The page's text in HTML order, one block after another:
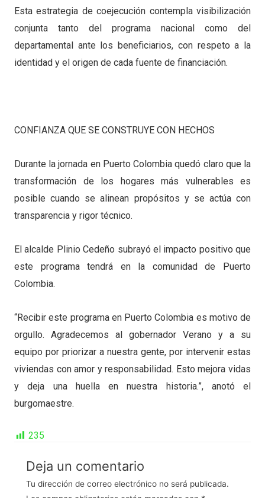
Esta estrategia de coejecución contempla visibilización
conjunta tanto del programa nacional como del
departamental ante los beneficiarios, con respeto a la
identidad y el origen de cada fuente de financiación.
CONFIANZA QUE SE CONSTRUYE CON HECHOS
Durante la jornada en Puerto Colombia quedó claro que la
transformación de los hogares más vulnerables es
posible cuando se alinean propósitos y se actúa con
transparencia y rigor técnico.
El alcalde Plinio Cedeño subrayó el impacto positivo que
este programa tendrá en la comunidad de Puerto
Colombia.
“Recibir este programa en Puerto Colombia es motivo de
orgullo. Agradecemos al gobernador Verano y a su
equipo por priorizar a nuestra gente, por intervenir estas
viviendas con amor y responsabilidad. Esto mejora vidas
y deja una huella en nuestra historia.”, anotó el
burgomaestre.
235
Deja un comentario
Tu dirección de correo electrónico no será publicada.